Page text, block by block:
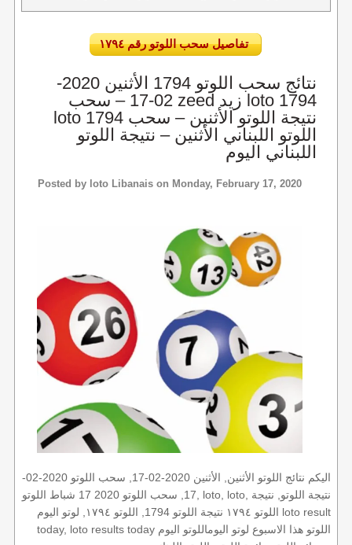
تفاصيل سحب اللوتو رقم ١٧٩٤
نتائج سحب اللوتو 1794 الأثنين 2020-
02-17 – سحب zeed زيد loto 1794
loto 1794 نتيجة اللوتو الأثنين – سحب
اللوتو اللبناني الأثنين – نتيجة اللوتو
اللبناني اليوم
Posted by loto Libanaison Monday, February 17, 2020
اليكم نتائج اللوتو الأثنين, الأثنين 2020-02-17, سحب اللوتو 2020-02-
17, سحب اللوتو 2020 17 شباط اللوتو, loto, loto, نتيجة اللوتو, نتيجة
اللوتو ١٧٩٤ نتيجة اللوتو 1794, اللوتو ١٧٩٤, لوتو اليوم loto result
today, loto results today اللوتو هذا الاسبوع لوتو اليوماللوتو اليوم